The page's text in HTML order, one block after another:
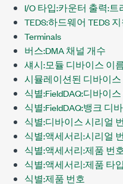
I/O 타입:카운터 출력:
TEDS:하드웨어 TEDS
Terminals
버스:DMA 채널 개수
섀시:모듈 디바이스 이
시뮬레이션된 디바이스
식별:FieldDAQ:디바이
식별:FieldDAQ:뱅크 디
식별:디바이스 시리얼
식별:액세서리:시리얼
식별:액세서리:제품 번호
식별:액세서리:제품 타입
식별:제품 번호